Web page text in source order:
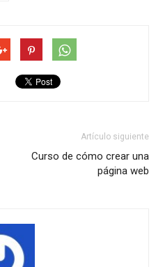
Artículo siguiente
Curso de cómo crear una
página web